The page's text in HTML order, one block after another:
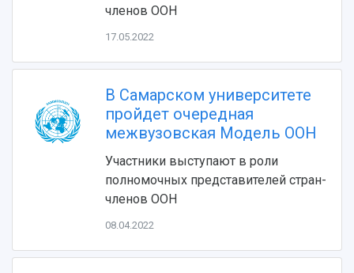
Устойчивое развитие
Учебный аэродром
Центр истории авиационных двигателей
Ботанический сад
Международный межвузовский кампус
Сведения об образовательной организации
Официальные документы
Противодействие COVID-19
Научные конференции
Патенты
Отчеты о проведенных конференциях
членов ООН
17.05.2022
В Самарском университете
пройдет очередная
межвузовская Модель ООН
Участники выступают в роли
полномочных представителей стран-
членов ООН
08.04.2022